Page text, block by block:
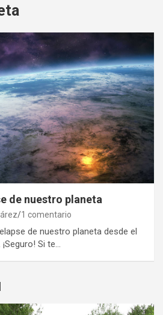
de nuestro planeta
1 comentario
de nuestro planeta desde el
Si te…